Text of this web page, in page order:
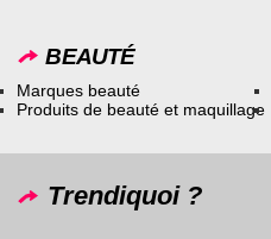
BEAUTÉ
Marques beauté
Produits de beauté et maquillage
Trendiquoi ?